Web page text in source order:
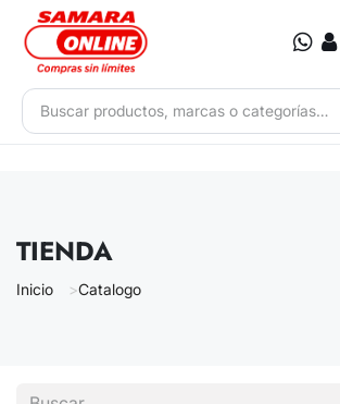
Ir al contenido
TIENDA
Inicio Catalogo